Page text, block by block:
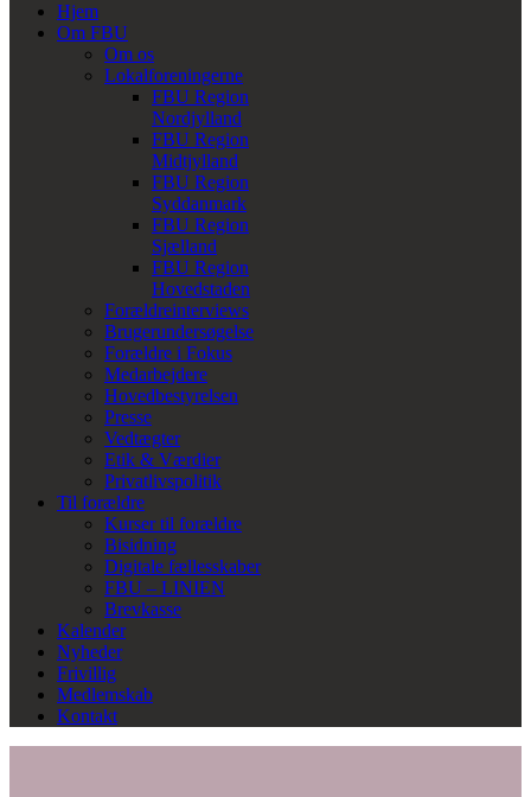
Hjem
Om FBU
Om os
Lokalforeningerne
FBU Region
Nordjylland
FBU Region
Midtjylland
FBU Region
Syddanmark
FBU Region
Sjælland
FBU Region
Hovedstaden
Forældreinterviews
Brugerundersøgelse
Forældre i Fokus
Medarbejdere
Hovedbestyrelsen
Presse
Vedtægter
Etik & Værdier
Privatlivspolitik
Til forældre
Kurser til forældre
Bisidning
Digitale fællesskaber
FBU – LINIEN
Brevkasse
Kalender
Nyheder
Frivillig
Medlemskab
Kontakt